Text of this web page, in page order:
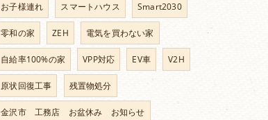
お子様連れ スマートハウス Smart2030
零和の家 ZEH 電気を買わない家
自給率100%の家 VPP対応 EV車 V2H
原状回復工事 残置物処分
金沢市 工務店 お盆休み お知らせ